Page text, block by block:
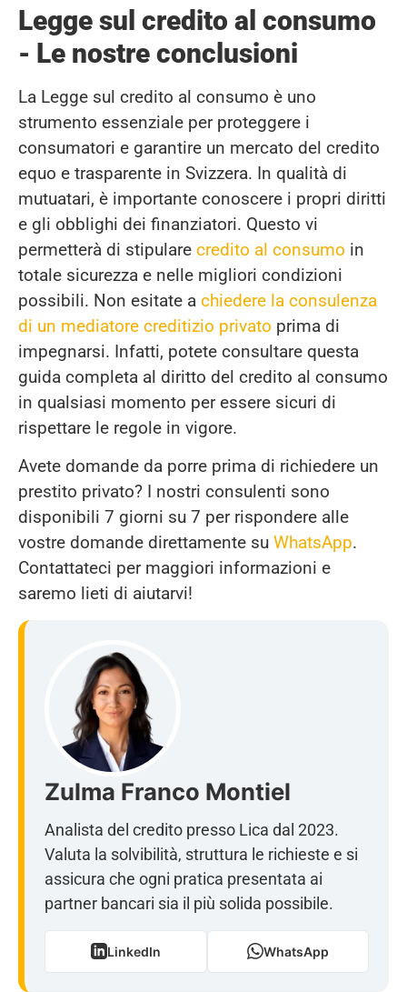
Legge sul credito al consumo
- Le nostre conclusioni
La Legge sul credito al consumo è uno
strumento essenziale per proteggere i
consumatori e garantire un mercato del credito
equo e trasparente in Svizzera. In qualità di
mutuatari, è importante conoscere i propri diritti
e gli obblighi dei finanziatori. Questo vi
permetterà di stipulare credito al consumo in
totale sicurezza e nelle migliori condizioni
possibili. Non esitate a chiedere la consulenza
di un mediatore creditizio privato prima di
impegnarsi. Infatti, potete consultare questa
guida completa al diritto del credito al consumo
in qualsiasi momento per essere sicuri di
rispettare le regole in vigore.
Avete domande da porre prima di richiedere un
prestito privato? I nostri consulenti sono
disponibili 7 giorni su 7 per rispondere alle
vostre domande direttamente su WhatsApp.
Contattateci per maggiori informazioni e
saremo lieti di aiutarvi!
Zulma Franco Montiel
Analista del credito presso Lica dal 2023.
Valuta la solvibilità, struttura le richieste e si
assicura che ogni pratica presentata ai
partner bancari sia il più solida possibile.
LinkedIn WhatsApp